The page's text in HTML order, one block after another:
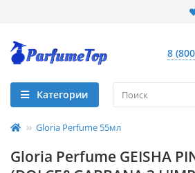
8
Категории
Gloria Perfume 55мл
Gloria Perfume GEISHA